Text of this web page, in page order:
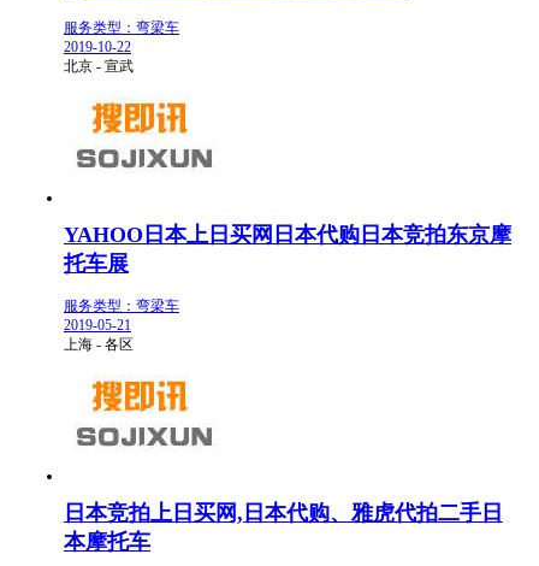
服务类型：弯梁车
2019-10-22
北京 - 宣武
YAHOO日本上日买网日本代购日本竞拍东京摩
托车展
服务类型：弯梁车
2019-05-21
上海 - 各区
日本竞拍上日买网,日本代购、雅虎代拍二手日
本摩托车